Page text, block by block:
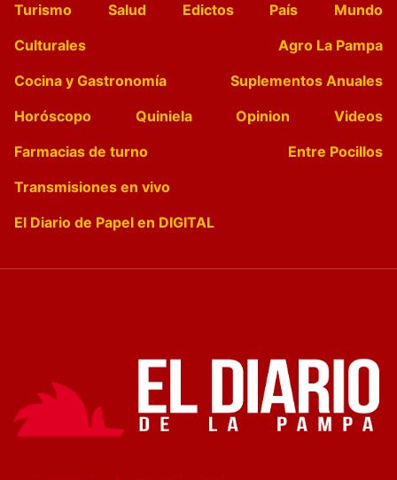
Turismo
Salud Edictos País
Mundo
Culturales
Agro La Pampa
Cocina y Gastronomía
Suplementos Anuales
Horóscopo
Quiniela Opinion
Videos
Farmacias de turno
Entre Pocillos
Transmisiones en vivo
El Diario de Papel en DIGITAL